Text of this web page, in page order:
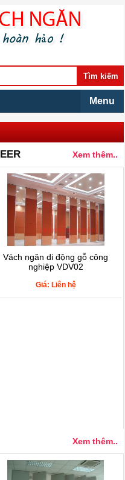
Menu
Xem thêm..
Vách ngăn di động gỗ công
nghiệp VDV02
Giá: Liên hệ
Xem thêm..